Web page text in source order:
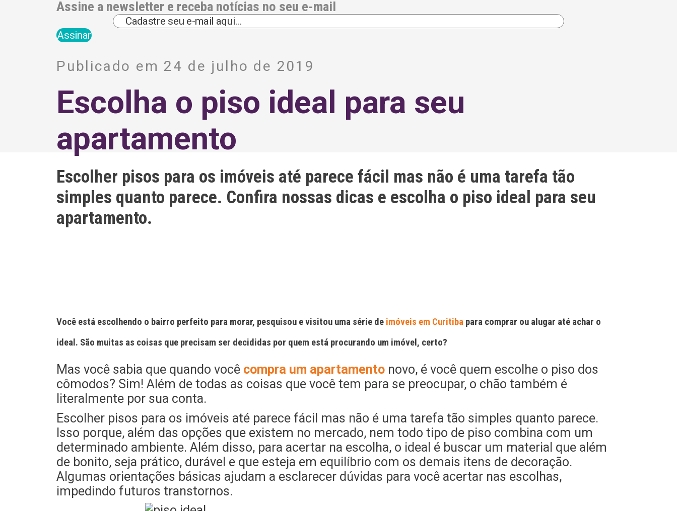
Assine a newsletter e receba notícias no seu e-mail
e
n
e
:
Publicado em 24 de julho de 2019
Escolha o piso ideal para seu
apartamento
Escolher pisos para os imóveis até parece fácil mas não é uma tarefa tão
simples quanto parece. Confira nossas dicas e escolha o piso ideal para seu
apartamento.
Você está escolhendo o bairro perfeito para morar, pesquisou e visitou uma série de imóveis em Curitibapara comprar ou alugar até achar o
ideal. São muitas as coisas que precisam ser decididas por quem está procurando um imóvel, certo?
Mas você sabia que quando você compra um apartamentonovo, é você quem escolhe o piso dos
cômodos? Sim! Além de todas as coisas que você tem para se preocupar, o chão também é
literalmente por sua conta.
Escolher pisos para os imóveis até parece fácil mas não é uma tarefa tão simples quanto parece.
Isso porque, além das opções que existem no mercado, nem todo tipo de piso combina com um
determinado ambiente. Além disso, para acertar na escolha, o ideal é buscar um material que além
de bonito, seja prático, durável e que esteja em equilíbrio com os demais itens de decoração.
Algumas orientações básicas ajudam a esclarecer dúvidas para você acertar nas escolhas,
impedindo futuros transtornos.